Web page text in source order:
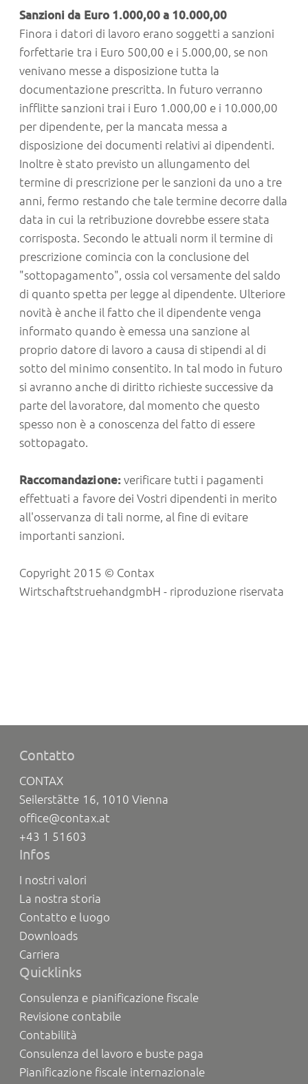
Sanzioni da Euro 1.000,00 a 10.000,00
Finora i datori di lavoro erano soggetti a sanzioni
forfettarie tra i Euro 500,00 e i 5.000,00, se non
venivano messe a disposizione tutta la
documentazione prescritta. In futuro verranno
infflitte sanzioni trai i Euro 1.000,00 e i 10.000,00
per dipendente, per la mancata messa a
disposizione dei documenti relativi ai dipendenti.
Inoltre è stato previsto un allungamento del
termine di prescrizione per le sanzioni da uno a tre
anni, fermo restando che tale termine decorre dalla
data in cui la retribuzione dovrebbe essere stata
corrisposta. Secondo le attuali norm il termine di
prescrizione comincia con la conclusione del
"sottopagamento", ossia col versamente del saldo
di quanto spetta per legge al dipendente. Ulteriore
novità è anche il fatto che il dipendente venga
informato quando è emessa una sanzione al
proprio datore di lavoro a causa di stipendi al di
sotto del minimo consentito. In tal modo in futuro
si avranno anche di diritto richieste successive da
parte del lavoratore, dal momento che questo
spesso non è a conoscenza del fatto di essere
sottopagato.
Raccomandazione:verificare tutti i pagamenti
effettuati a favore dei Vostri dipendenti in merito
all'osservanza di tali norme, al fine di evitare
importanti sanzioni.
Copyright 2015 © Contax
WirtschaftstruehandgmbH - riproduzione riservata
Contatto
CONTAX
Seilerstätte 16, 1010 Vienna
office@contax.at
+43 1 51603
Infos
I nostri valori
La nostra storia
Contatto e luogo
Downloads
Carriera
Quicklinks
Consulenza e pianificazione fiscale
Revisione contabile
Contabilità
Consulenza del lavoro e buste paga
Pianificazione fiscale internazionale